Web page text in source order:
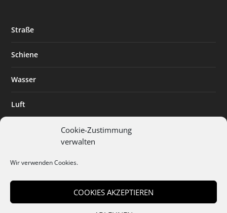
Cookie-Zustimmung
verwalten
Wir verwenden Cookies.
COOKIES AKZEPTIEREN
Straße
Schiene
Wasser
Luft
Digitalisierung